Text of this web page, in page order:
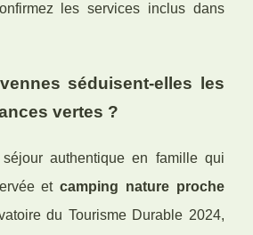
les services inclus dans
séduisent-elles les
vertes ?
authentique en famille qui
etcamping nature proche
du Tourisme Durable 2024,